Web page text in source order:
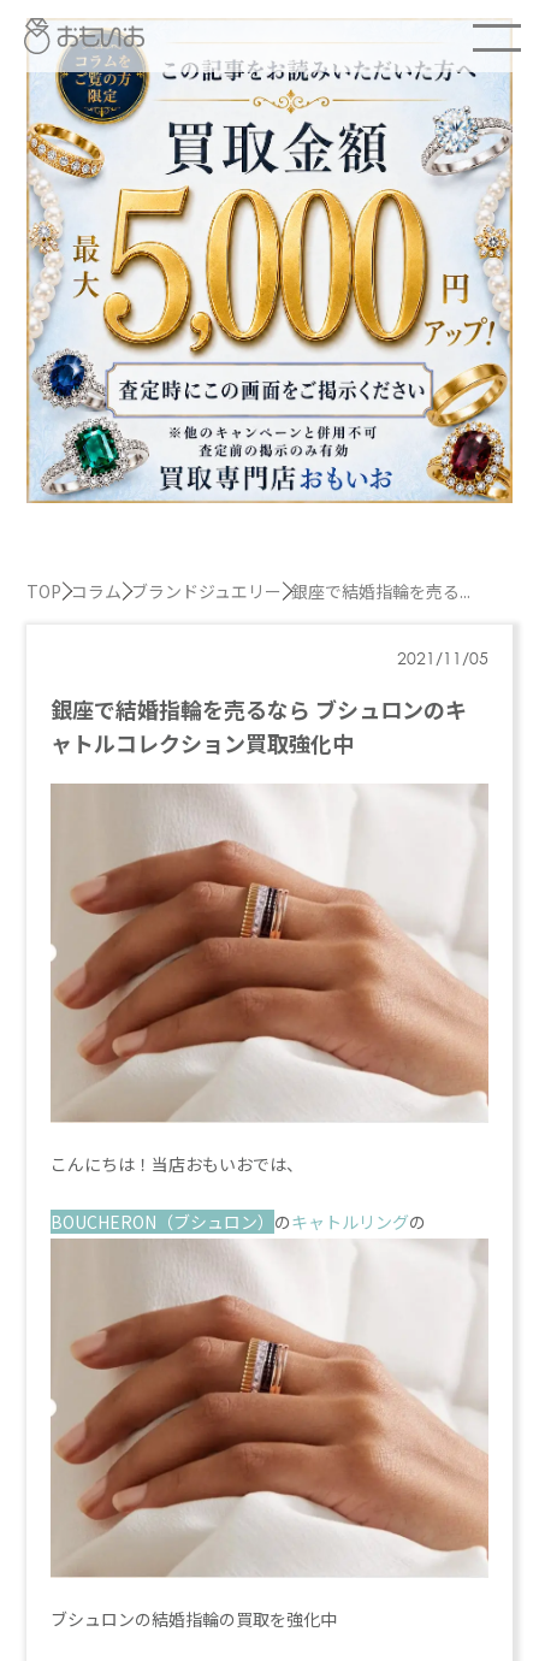
TOP コラム ブランドジュエリー 銀座で結婚指輪を売る...
2021/11/05
銀座で結婚指輪を売るなら ブシュロンのキ
ャトルコレクション買取強化中
こんにちは！当店おもいおでは、
BOUCHERON（ブシュロン） のキャトルリングの
ブシュロンの結婚指輪の買取を強化中